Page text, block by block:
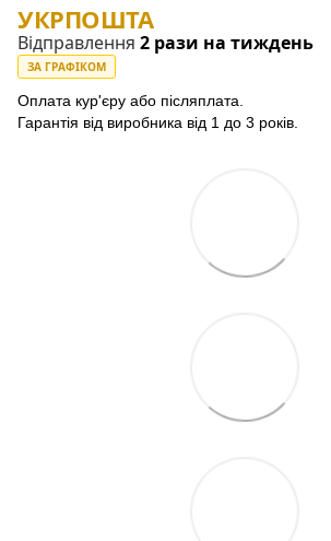
УКРПОШТА
Відправлення 2 рази на тиждень
ЗА ГРАФІКОМ
Оплата кур'єру або післяплата.
Гарантія від виробника від 1 до 3 років.